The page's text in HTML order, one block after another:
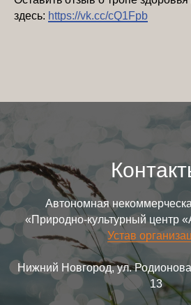
здесь: https://vk.cc/cQ1Fpb
Автономная
«Природно-культурный центр
Устав
Нижний Новгород, ул.
13